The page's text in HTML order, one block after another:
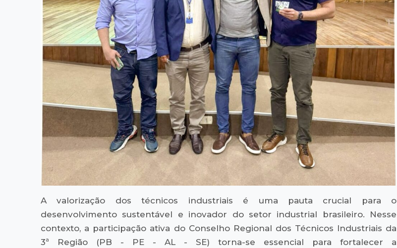
A valorização dos técnicos industriais é uma pauta crucial para o
desenvolvimento sustentável e inovador do setor industrial brasileiro. Nesse
contexto, a participação ativa do Conselho Regional dos Técnicos Industriais da
3ª Região (PB - PE - AL - SE) torna-se essencial para fortalecer a